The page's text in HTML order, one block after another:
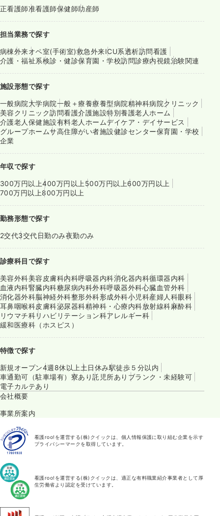
正看護師准看護師保健師助産師
担当業務で探す
病棟外来オペ室(手術室)救急外来ICU系透析訪問看護
介護・福祉系検診・健診保育園・学校訪問診療内視鏡治験関連
施設形態で探す
一般病院大学病院一般＋療養療養型病院精神科病院クリニック
美容クリニック訪問看護介護施設特別養護老人ホーム
介護老人保健施設有料老人ホームデイケア・デイサービス
グループホームサ高住障がい者施設健診センター保育園・学校
企業
年収で探す
300万円以上400万円以上 500万円以上600万円以上
700万円以上800万円以上
勤務形態で探す
2交代3交代日勤のみ夜勤のみ
診療科目で探す
美容外科美容皮膚科内科呼吸器内科消化器内科循環器内科
血液内科腎臓内科糖尿病内科外科呼吸器外科心臓血管外科
消化器外科脳神経外科整形外科形成外科小児科産婦人科眼科
耳鼻咽喉科皮膚科泌尿器科精神科・心療内科放射線科麻酔科
リウマチ科リハビリテーション科アレルギー科
緩和医療科（ホスピス）
特徴で探す
新規オープン4週8休以上 土日休み駅徒歩５分以内
車通勤可（駐車場有） 寮あり託児所あり ブランク・未経験可
電子カルテあり
会社概要
事業所案内
看護roo!を運営する(株)クイックは、個人情報保護に取り組む企業を示す
プライバシーマークを取得しています。
看護roo!を運営する(株)クイックは、適正な有料職業紹介事業者として厚
生労働省より認定を受けています。